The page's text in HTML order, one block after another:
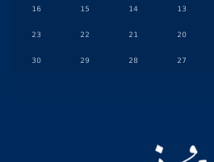
13
14
15
16
20
21
22
23
27
28
29
30